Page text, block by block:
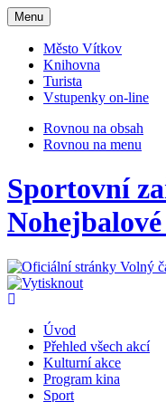
Otevřit
navigaci
Menu
Město Vítkov
Knihovna
Turista
Vstupenky on-line
Rovnou na obsah
Rovnou na menu
Sportovní
Úvod
Přehled všech akcí
Kulturní akce
Program kina
Sport